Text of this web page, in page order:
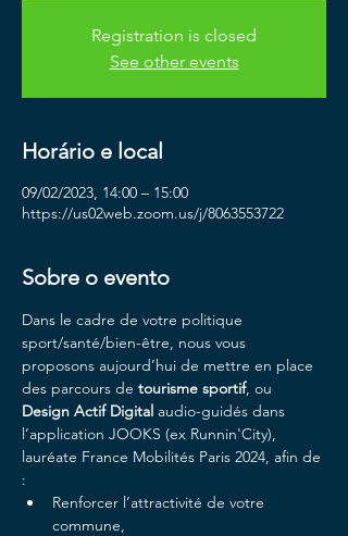
Registration is closed
See other events
Horário e local
09/02/2023, 14:00 – 15:00
https://us02web.zoom.us/j/8063553722
Sobre o evento
Dans le cadre de votre politique
sport/santé/bien-être, nous vous
proposons aujourd’hui de mettre en place
des parcours de tourisme sportif, ou
Design Actif Digital audio-guidés dans
l’application JOOKS (ex Runnin'City),
lauréate France Mobilités Paris 2024, afin de
:
Renforcer l’attractivité de votre
commune,